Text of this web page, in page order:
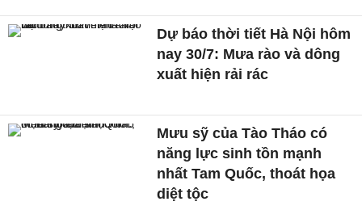
Dự báo thời tiết Hà Nội hôm
nay 30/7: Mưa rào và dông
xuất hiện rải rác
Mưu sỹ của Tào Tháo có
năng lực sinh tồn mạnh
nhất Tam Quốc, thoát họa
diệt tộc